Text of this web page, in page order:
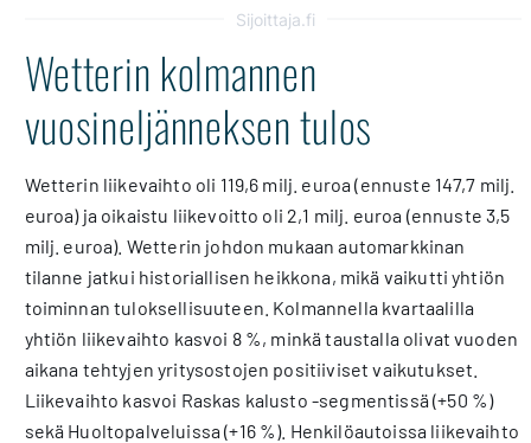
Sijoittaja.fi
Wetterin kolmannen
vuosineljänneksen tulos
Wetterin liikevaihto oli 119,6 milj. euroa (ennuste 147,7 milj.
euroa) ja oikaistu liikevoitto oli 2,1 milj. euroa (ennuste 3,5
milj. euroa). Wetterin johdon mukaan automarkkinan
tilanne jatkui historiallisen heikkona, mikä vaikutti yhtiön
toiminnan tuloksellisuuteen. Kolmannella kvartaalilla
yhtiön liikevaihto kasvoi 8 %, minkä taustalla olivat vuoden
aikana tehtyjen yritysostojen positiiviset vaikutukset.
Liikevaihto kasvoi Raskas kalusto -segmentissä (+50 %)
sekä Huoltopalveluissa (+16 %). Henkilöautoissa liikevaihto